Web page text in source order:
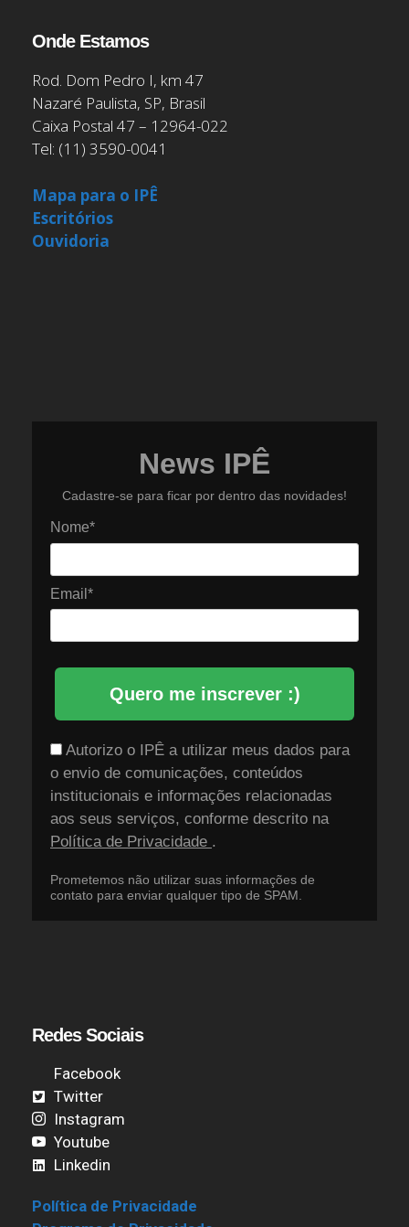
Onde Estamos
Rod. Dom Pedro I, km 47
Nazaré Paulista, SP, Brasil
Caixa Postal 47 – 12964-022
Tel: (11) 3590-0041
Mapa para o IPÊ
Escritórios
Ouvidoria
News IPÊ
Cadastre-se para ficar por dentro das novidades!
Nome*
Email*
Quero me inscrever :)
Autorizo o IPÊ a utilizar meus dados para
o envio de comunicações, conteúdos
institucionais e informações relacionadas
aos seus serviços, conforme descrito na
Política de Privacidade .
Prometemos não utilizar suas informações de
contato para enviar qualquer tipo de SPAM.
Redes Sociais
Facebook
Twitter
Instagram
Youtube
Linkedin
Política de Privacidade